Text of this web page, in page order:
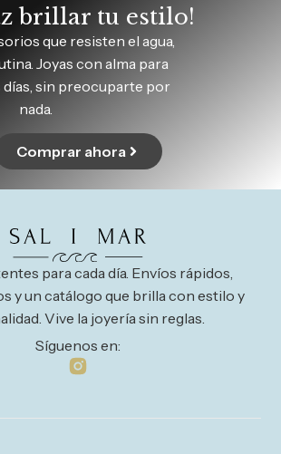
brillar tu estilo!
que resisten el agua,
Joyas con alma para
sin preocuparte por
nada.
Comprar ahora
para cada día. Envíos rápidos,
y un catálogo que brilla con estilo y
Vive la joyería sin reglas.
Síguenos en: